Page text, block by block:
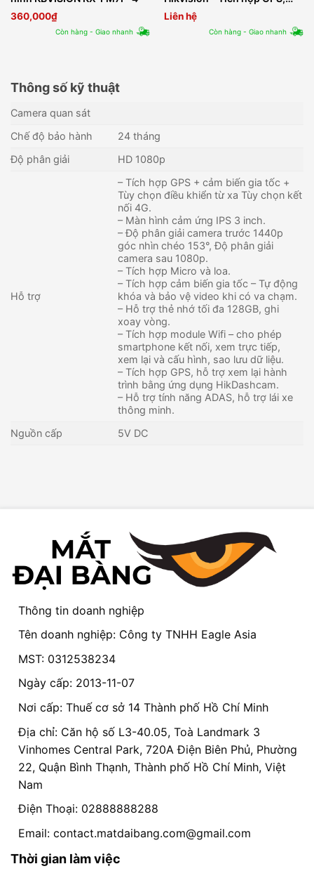
360,000₫
Còn hàng - Giao nhanh
cảm biến gia tốc
Liên hệ
Còn hàng - Giao nhanh
Thông số kỹ thuật
Camera quan sát
Chế độ bảo hành
24 tháng
Độ phân giải
HD 1080p
Hỗ trợ
– Tích hợp GPS + cảm biến gia tốc +
Tùy chọn điều khiển từ xa Tùy chọn kết
nối 4G.
– Màn hình cảm ứng IPS 3 inch.
– Độ phân giải camera trước 1440p
góc nhìn chéo 153°, Độ phân giải
camera sau 1080p.
– Tích hợp Micro và loa.
– Tích hợp cảm biến gia tốc – Tự động
khóa và bảo vệ video khi có va chạm.
– Hỗ trợ thẻ nhớ tối đa 128GB, ghi
xoay vòng.
– Tích hợp module Wifi – cho phép
smartphone kết nối, xem trực tiếp,
xem lại và cấu hình, sao lưu dữ liệu.
– Tích hợp GPS, hỗ trợ xem lại hành
trình bằng ứng dụng HikDashcam.
– Hỗ trợ tính năng ADAS, hỗ trợ lái xe
thông minh.
Nguồn cấp
5V DC
Thông tin doanh nghiệp
Tên doanh nghiệp: Công ty TNHH Eagle Asia
MST: 0312538234
Ngày cấp: 2013-11-07
Nơi cấp: Thuế cơ sở 14 Thành phố Hồ Chí Minh
Địa chỉ: Căn hộ số L3-40.05, Toà Landmark 3
Vinhomes Central Park, 720A Điện Biên Phủ, Phường
22, Quận Bình Thạnh, Thành phố Hồ Chí Minh, Việt
Nam
Điện Thoại: 02888888288
Email: contact.matdaibang.com@gmail.com
Thời gian làm việc